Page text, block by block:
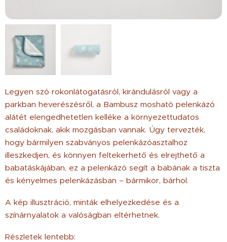
Legyen szó rokonlátogatásról, kirándulásról vagy a
parkban heverészésről, a Bambusz mosható pelenkázó
alátét elengedhetetlen kelléke a környezettudatos
családoknak, akik mozgásban vannak. Úgy tervezték,
hogy bármilyen szabványos pelenkázóasztalhoz
illeszkedjen, és könnyen feltekerhető és elrejthető a
babatáskájában, ez a pelenkázó segít a babának a tiszta
és kényelmes pelenkázásban – bármikor, bárhol.
A kép illusztráció, minták elhelyezkedése és a
színárnyalatok a valóságban eltérhetnek.
Részletek lentebb: